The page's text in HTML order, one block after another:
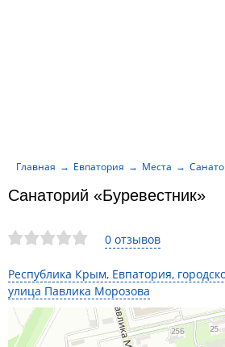
0 отзывов
Республика Крым, Евпатория,
улица Павлика Морозова
Санаторий «Буревестник»
Главная Евпатория Места